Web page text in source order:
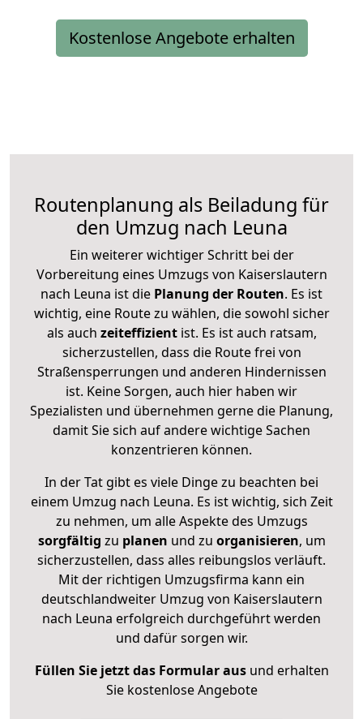
Kostenlose Angebote erhalten
Routenplanung als Beiladung für
den Umzug nach Leuna
Ein weiterer wichtiger Schritt bei der
Vorbereitung eines Umzugs von Kaiserslautern
nach Leuna ist die Planung der Routen. Es ist
wichtig, eine Route zu wählen, die sowohl sicher
als auch zeiteffizientist. Es ist auch ratsam,
sicherzustellen, dass die Route frei von
Straßensperrungen und anderen Hindernissen
ist. Keine Sorgen, auch hier haben wir
Spezialisten und übernehmen gerne die Planung,
damit Sie sich auf andere wichtige Sachen
konzentrieren können.
In der Tat gibt es viele Dinge zu beachten bei
einem Umzug nach Leuna. Es ist wichtig, sich Zeit
zu nehmen, um alle Aspekte des Umzugs
sorgfältig zu planen und zu organisieren, um
sicherzustellen, dass alles reibungslos verläuft.
Mit der richtigen Umzugsfirma kann ein
deutschlandweiter Umzug von Kaiserslautern
nach Leuna erfolgreich durchgeführt werden
und dafür sorgen wir.
Füllen Sie jetzt das Formular ausund erhalten
Sie kostenlose Angebote